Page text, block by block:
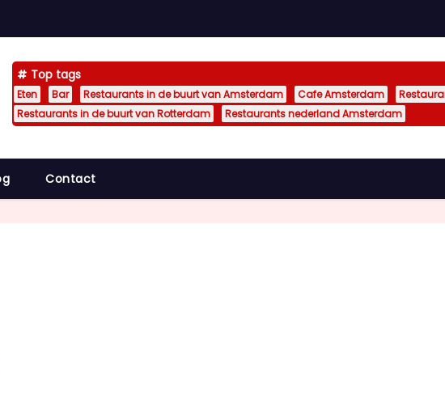
Top tags
Eten Bar Restaurants in de buurt van Amsterdam Cafe Amsterdam
Restaurants in de buurt van Rotterdam
Restaurants nederland Amsterdam
Contact